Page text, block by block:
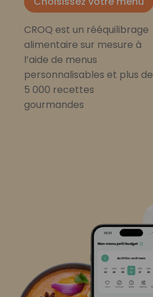
CROQ est un rééquilibrage
alimentaire sur mesure à
l’aide de menus
personnalisables et plus de
5 000 recettes
gourmandes